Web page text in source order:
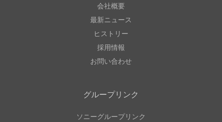
会社概要
最新ニュース
ヒストリー
採用情報
お問い合わせ
グループリンク
ソニーグループリンク